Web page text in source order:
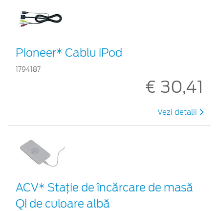
Pioneer* Cablu iPod
1794187
€ 30,41
Vezi detalii
ACV* Stație de încărcare de masă
Qi de culoare albă